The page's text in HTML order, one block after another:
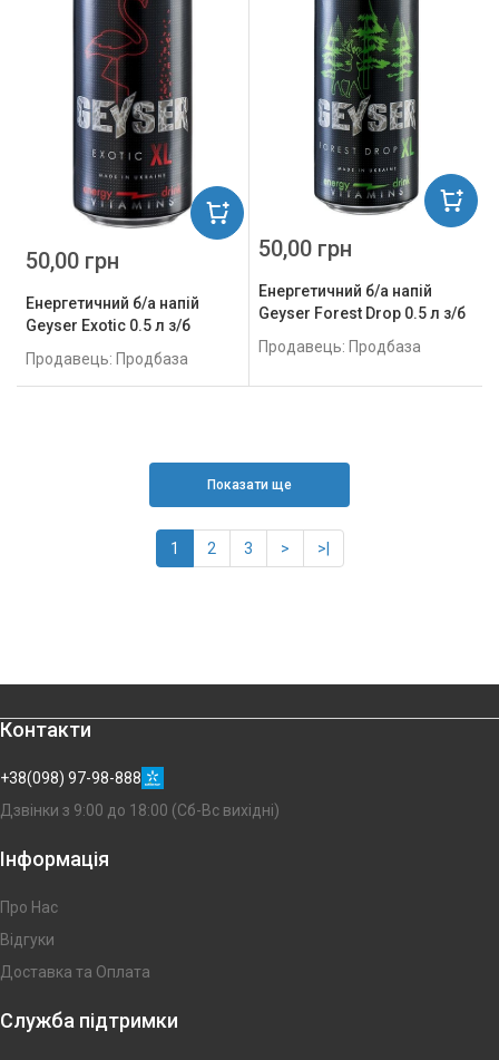
Енергетичний б/а напій
Geyser Exotic 0.5 л з/б
Продавець: Продбаза
50,00 грн
Енергетичний б/а напій
Geyser Forest Drop 0.5 л з/б
Продавець: Продбаза
50,00 грн
Показати ще
1 2 3 > >|
Контакти
+38(098) 97-98-888
Дзвінки з 9:00 до 18:00 (Сб-Вс вихідні)
Інформація
Про Нас
Відгуки
Доставка та Оплата
Служба підтримки